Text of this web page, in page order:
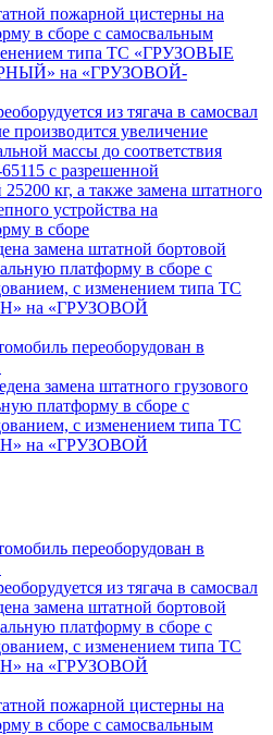
пожарной цистерны на
в сборе с самосвальным
типа ТС «ГРУЗОВЫЕ
на «ГРУЗОВОЙ-
из тягача в самосвал
производится увеличение
массы до соответствия
с разрешенной
кг, а также замена штатного
устройства на
в сборе
замена штатной бортовой
платформу в сборе с
с изменением типа ТС
на «ГРУЗОВОЙ
переоборудован в
замена штатного грузового
платформу в сборе с
с изменением типа ТС
на «ГРУЗОВОЙ
переоборудован в
из тягача в самосвал
замена штатной бортовой
платформу в сборе с
с изменением типа ТС
на «ГРУЗОВОЙ
пожарной цистерны на
в сборе с самосвальным